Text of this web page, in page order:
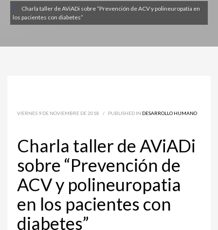
Charla taller de AViADi sobre “Prevención de ACV y polineuropatia en
los pacientes con diabetes”
VIERNES 9 DE NOVIEMBRE DE 2018 / PUBLISHED IN DESARROLLO HUMANO
Charla taller de AViADi
sobre “Prevención de
ACV y polineuropatia
en los pacientes con
diabetes”